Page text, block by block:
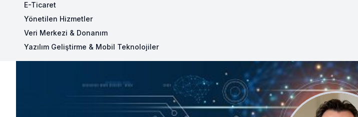
E-Ticaret
Yönetilen Hizmetler
Veri Merkezi & Donanım
Yazılım Geliştirme & Mobil Teknolojiler